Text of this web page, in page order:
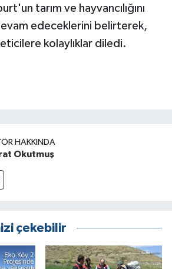
tarım ve hayvancılığını
edeceklerini belirterek,
kolaylıklar diledi.
HAKKINDA
Okutmuş
çekebilir